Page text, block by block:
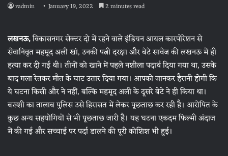
radmin January 19, 2022 2 minutes read
लखनऊ,विकासनगर सेक्टर दो में रहने वाले इंडियन आयल कारपोरेशन से
सेवानिवृत महमूद अली खां, उनकी पत्नी दरक्षा और बेटे सावेज की लखनऊ में ही
हत्या कर दी गई थी। तीनों को खाने में पहले नशीला पदार्थ दिया गया था, उसके
बाद गला रेतकर मौत के घाट उतार दिया गया। आपको जानकर हैरानी होगी कि
ये घटना किसी और ने नहीं, बल्कि महमूद अली के दूसरे बेटे ने ही किया था।
बख्शी का तालाब पुलिस उसे हिरासत में लेकर पूछताछ कर रही है। आरोपित के
कुछ अन्य सहयोगियों से भी पूछताछ जारी है। यह घटना एकदम फिल्मी अंदाज
में की गई और सच्चाई पर पर्दा डालने की पूरी कोशिश भी हुई।